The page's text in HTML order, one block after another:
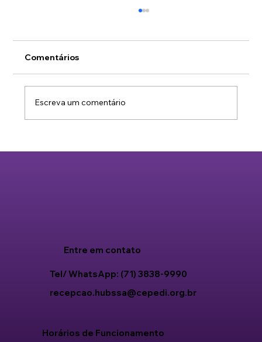
Quando a sua empresa escolheu fazer parte
envolveu encontrar um ambiente equipado
com uma estrutura moderna e completa para
Comentários
Escreva um comentário
Entre em contato
Tel/ WhatsApp: (71) 3838-9990
recepcao.hubssa@cepedi.org.br
Horários de Funcionamento